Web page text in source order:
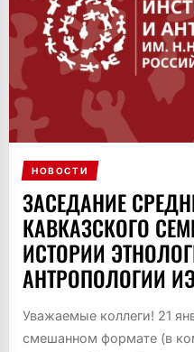
НОВОСТИ
ЗАСЕДАНИЕ
КАВКАЗСКОГО
ИСТОРИИ
АНТРОПОЛОГИИ
Уважаемые коллеги! 21
смешанном формате (в